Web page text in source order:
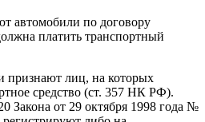
автомобили по договору
платить транспортный
лиц, на которых
средство (ст. 357 НК РФ).
Закона от 29 октября 1998 года №